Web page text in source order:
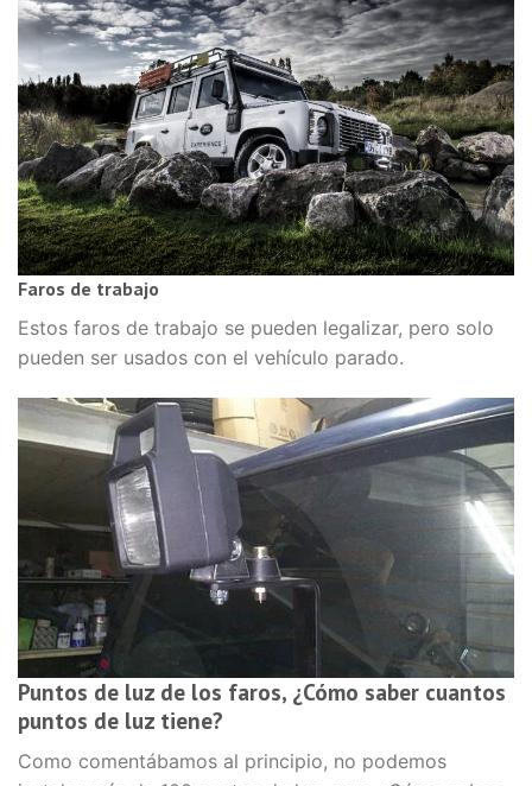
Faros de trabajo
Estos faros de trabajo se pueden legalizar, pero solo
pueden ser usados con el vehículo parado.
Puntos de luz de los faros, ¿Cómo saber cuantos
puntos de luz tiene?
Como comentábamos al principio, no podemos